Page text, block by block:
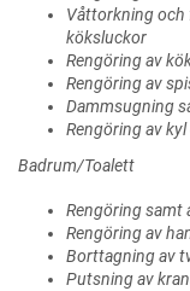
Våttorkning och
köksluckor
Rengöring av
Rengöring av
Dammsugning
Rengöring av
Badrum/Toalett
Rengöring samt
Rengöring av
Borttagning av
Putsning av